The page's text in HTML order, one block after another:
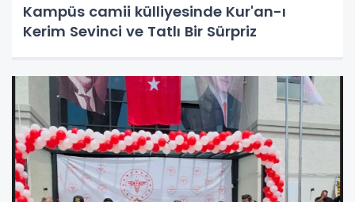
Kampüs camii külliyesinde Kur'an-ı
Kerim Sevinci ve Tatlı Bir Sürpriz